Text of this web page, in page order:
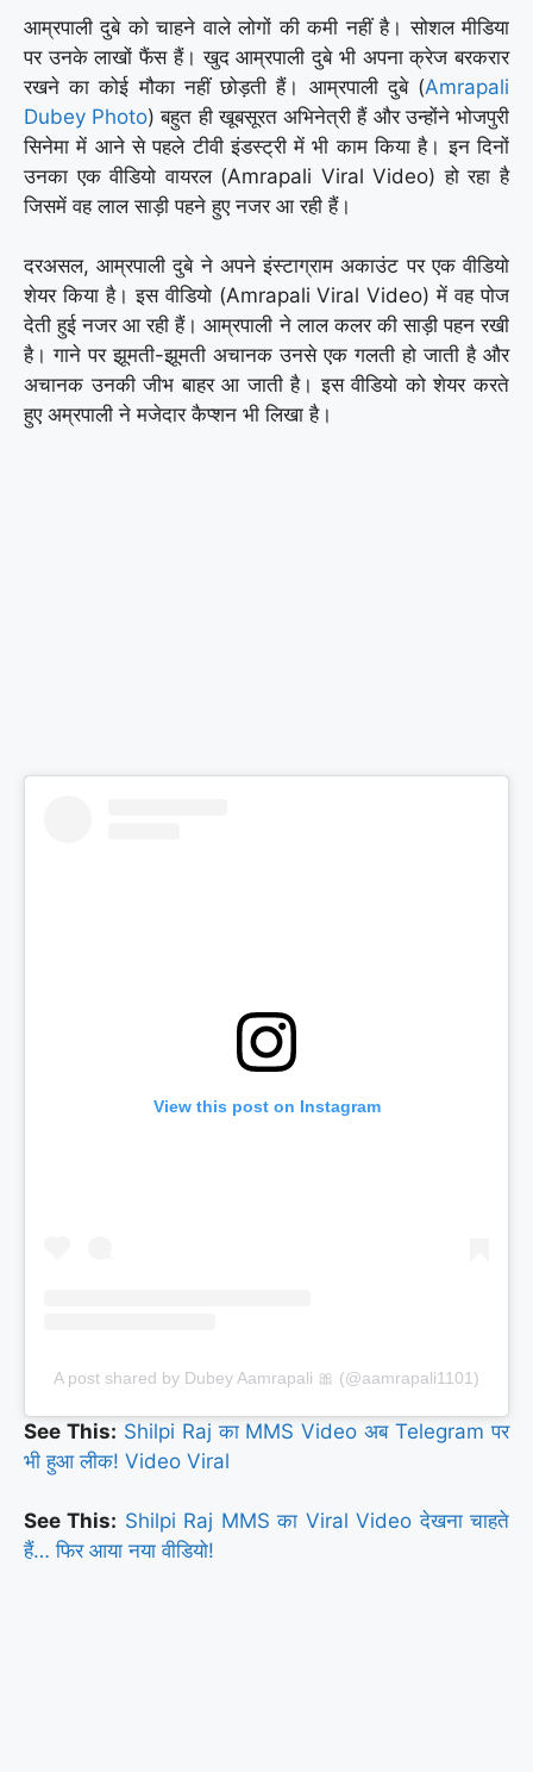
आम्रपाली दुबे को चाहने वाले लोगों की कमी नहीं है। सोशल मीडिया
पर उनके लाखों फैंस हैं। खुद आम्रपाली दुबे भी अपना क्रेज बरकरार
रखने का कोई मौका नहीं छोड़ती हैं। आम्रपाली दुबे (Amrapali
Dubey Photo) बहुत ही खूबसूरत अभिनेत्री हैं और उन्होंने भोजपुरी
सिनेमा में आने से पहले टीवी इंडस्ट्री में भी काम किया है। इन दिनों
उनका एक वीडियो वायरल (Amrapali Viral Video) हो रहा है
जिसमें वह लाल साड़ी पहने हुए नजर आ रही हैं।
दरअसल, आम्रपाली दुबे ने अपने इंस्टाग्राम अकाउंट पर एक वीडियो
शेयर किया है। इस वीडियो (Amrapali Viral Video) में वह पोज
देती हुई नजर आ रही हैं। आम्रपाली ने लाल कलर की साड़ी पहन रखी
है। गाने पर झूमती-झूमती अचानक उनसे एक गलती हो जाती है और
अचानक उनकी जीभ बाहर आ जाती है। इस वीडियो को शेयर करते
हुए अम्रपाली ने मजेदार कैप्शन भी लिखा है।
View this post on Instagram
A post shared by Dubey Aamrapali 🎀 (@aamrapali1101)
See This: Shilpi Raj का MMS Video अब Telegram पर
भी हुआ लीक! Video Viral
See This: Shilpi Raj MMS का Viral Video देखना चाहते
हैं… फिर आया नया वीडियो!